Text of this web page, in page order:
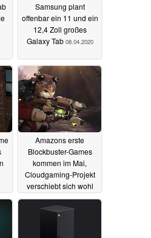
Samsung plant
offenbar ein 11 und ein
12,4 Zoll großes
Galaxy Tab 08.04.2020
Amazons erste
Blockbuster-Games
kommen im Mai,
Cloudgaming-Projekt
verschiebt sich wohl
auf 202103.04.2020